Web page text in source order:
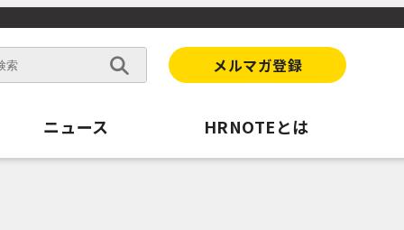
メルマガ登録
ニュース HRNOTEとは